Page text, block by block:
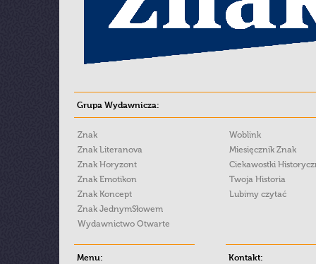
Grupa Wydawnicza:
Znak
Znak Literanova
Znak Horyzont
Znak Emotikon
Znak Koncept
Znak JednymSłowem
Wydawnictwo Otwarte
Woblink
Miesięcznik Znak
Ciekawostki
Twoja Historia
Lubimy czytać
Menu: Kontakt: